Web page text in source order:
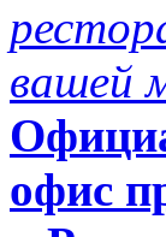
вашей
офис